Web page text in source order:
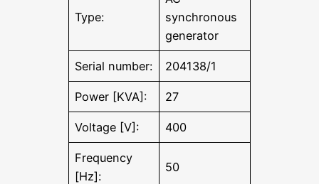
Type:
synchronous
generator
Serial number: 204138/1
Power [KVA]: 27
Voltage [V]: 400
Frequency
[Hz]:
50